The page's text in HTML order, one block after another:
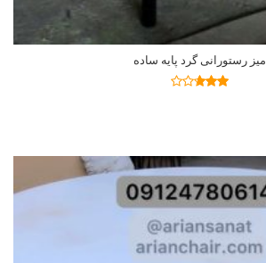
میز رستورانی گرد پایه ساده
اطلاعات بیشتر